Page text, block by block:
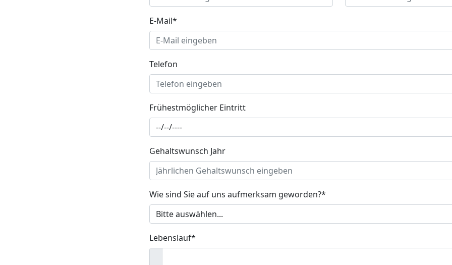
E-Mail*
Telefon
Frühestmöglicher Eintritt
Gehaltswunsch Jahr
Wie sind Sie auf uns aufmerksam geworden?*
Lebenslauf*